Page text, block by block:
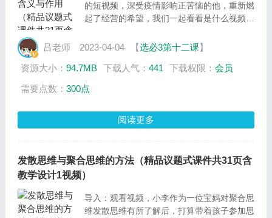
的短视频，深受疫情影响正苦恼的他，重新燃
起了经营的希望，我们一起看看是什么视频
主议题：疫情中的逆向思维
分议题2：互补合作的正逆思维
吕老师 2023-04-04 【选必3第十二课】
资源大小： 94.7MB 下载人气： 441 下载权限： 会员
需要点数： 300点
阅读更多
发散思维与聚合思维的方法（精品议题式课件共31页含
教学设计1视频）
导入：观看视频，小李作为一位宝妈对聚合思
维发散思维有所了解后，打算带着孩子参加思